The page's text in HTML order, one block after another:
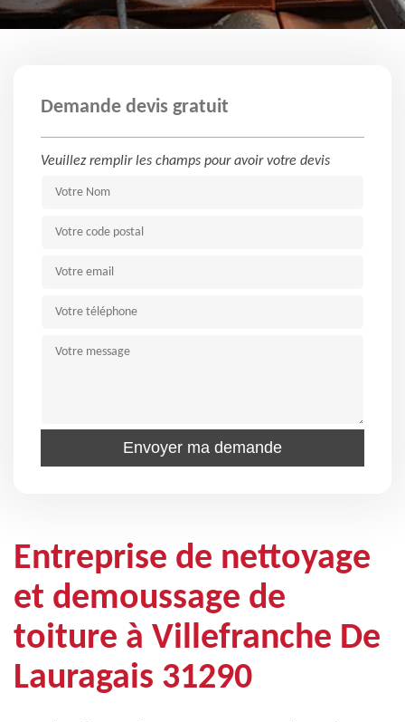
Demande devis gratuit
Veuillez remplir les champs pour avoir votre devis
Entreprise de nettoyage
et demoussage de
toiture à Villefranche De
Lauragais 31290